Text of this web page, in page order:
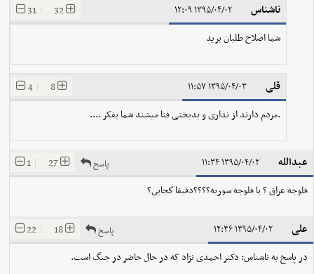
ناشناس ۱۳۹۵/۰۴/۰۲ ۱۲:۰۹ 32
|
31
شما اصلاح طلبان برید
قلی ۱۳۹۵/۰۴/۰۳ ۱۱:۵۷ 8
|
4
.مردم دارند از نداری و بدبختی فنا میشند شما بفکر ....
عبدالله ۱۳۹۵/۰۴/۰۲ ۱۱:۳۴ 27
|
1 پاسخ
فلوجه عراق ؟ يا فلوجه سوريه؟؟؟؟دقيقا كجايي؟
علی ۱۳۹۵/۰۴/۰۲ ۱۲:۳۶ 18
|
22 پاسخ
در پاسخ به ناشناس: دکتر احمدی نژاد که در حال حاضر در جنگ است.